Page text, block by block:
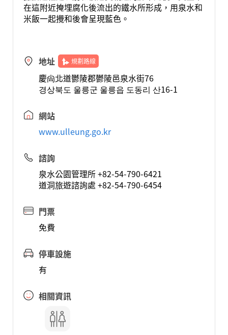
在這附近掩埋腐化後流出的鐵水所形成，用泉水和
米飯一起攪和後會呈現藍色。
地址 規劃路線
慶尙北道鬱陵郡鬱陵邑泉水街76
경상북도 울릉군 울릉읍 도동리 산16-1
網站
www.ulleung.go.kr
諮詢
泉水公園管理所 +82-54-790-6421
道洞旅遊諮詢處 +82-54-790-6454
門票
免費
停車設施
有
相關資訊